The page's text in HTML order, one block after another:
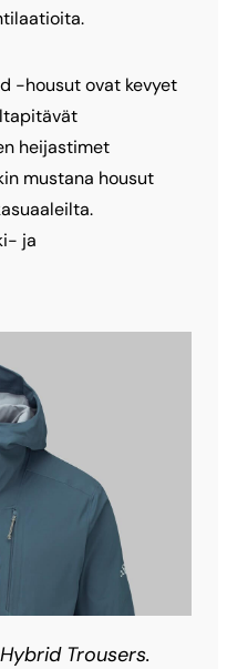
-housut ovat kevyet
heijastimet
mustana housut
ja
Trousers.